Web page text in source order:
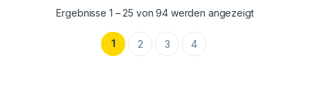
Ergebnisse 1 – 25 von 94 werden angezeigt
1 2 3 4